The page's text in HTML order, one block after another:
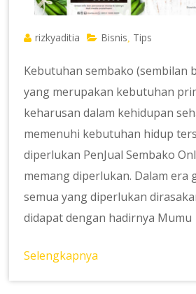
rizkyaditia Bisnis Tips
Kebutuhan sembako (sembilan
yang merupakan kebutuhan
keharusan dalam kehidupan
memenuhi kebutuhan hidup
diperlukan PenJual Sembako
memang diperlukan. Dalam era
semua yang diperlukan
didapat dengan hadirnya Mumu
Selengkapnya